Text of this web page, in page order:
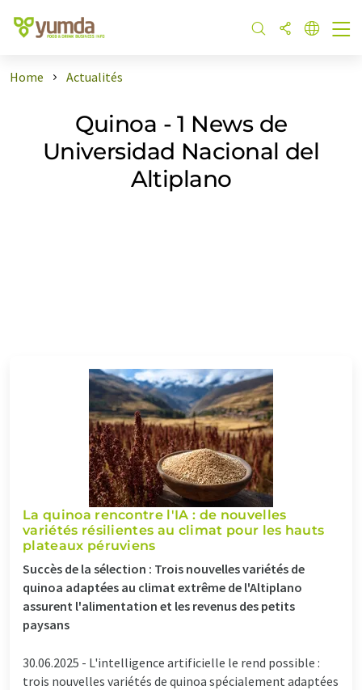
Home Actualités
Quinoa - 1 News de
Universidad Nacional del
Altiplano
La quinoa rencontre l'IA : de nouvelles
variétés résilientes au climat pour les hauts
plateaux péruviens
Succès de la sélection : Trois nouvelles variétés de
quinoa adaptées au climat extrême de l'Altiplano
assurent l'alimentation et les revenus des petits
paysans
30.06.2025 - L'intelligence artificielle le rend possible :
trois nouvelles variétés de quinoa spécialement adaptées